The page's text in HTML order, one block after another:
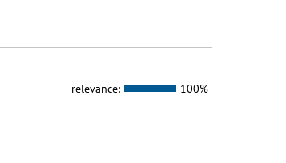
relevance: 100%